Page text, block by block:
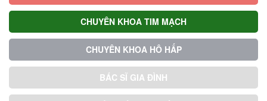
CHUYÊN KHOA TIM MẠCH
CHUYÊN KHOA HÔ HẤP
BÁC SĨ GIA ĐÌNH